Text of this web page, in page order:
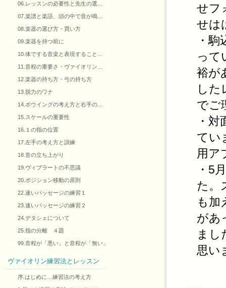
せフ
せは
・
って
裕が
した
でご
・
てい
用ア
・5
た。
も加
があ
まし
思い
06.レッスンの必要性と先生の選…
07.楽譜と楽語、頭の中で音が鳴…
08.楽器の選び方・買い方
09.楽器を持つ前に
10.体でする音楽と表現すること…
11.音程の重要さ・ヴァイオリン…
12.楽器の持ち方・弓の持ち方
13.脱力のワナ
14.ボウイングの考え方と右手の…
15.スケールの重要性
16.１の指の位置
17.左手の考え方と訓練
18.音の立ち上がり
19.ヴィブラートの不思議
20.ポジション移動の原則
22.速いパッセージの練習１
23.速いパッセージの練習２
24.デタシェについて
25.指の分離 ４題
99.音程が「悪い」と音程が「無い」
ヴァイオリン練習法とレッスン
序.はじめに…練習法の考え方